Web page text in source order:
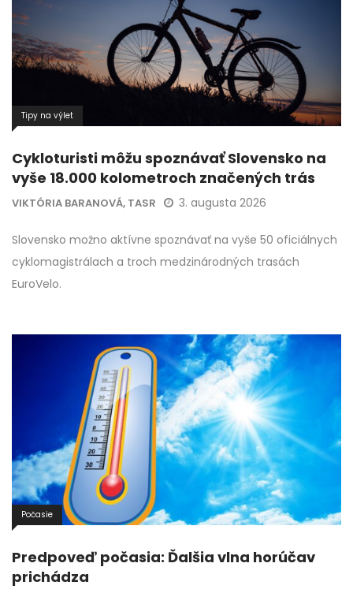
Tipy na výlet
Cykloturisti môžu spoznávať Slovensko na
vyše 18.000 kolometroch značených trás
VIKTÓRIA BARANOVÁ, TASR 3. augusta 2026
Slovensko možno aktívne spoznávať na vyše 50 oficiálnych
cyklomagistrálach a troch medzinárodných trasách
EuroVelo.
Počasie
Predpoveď počasia: Ďalšia vlna horúčav
prichádza